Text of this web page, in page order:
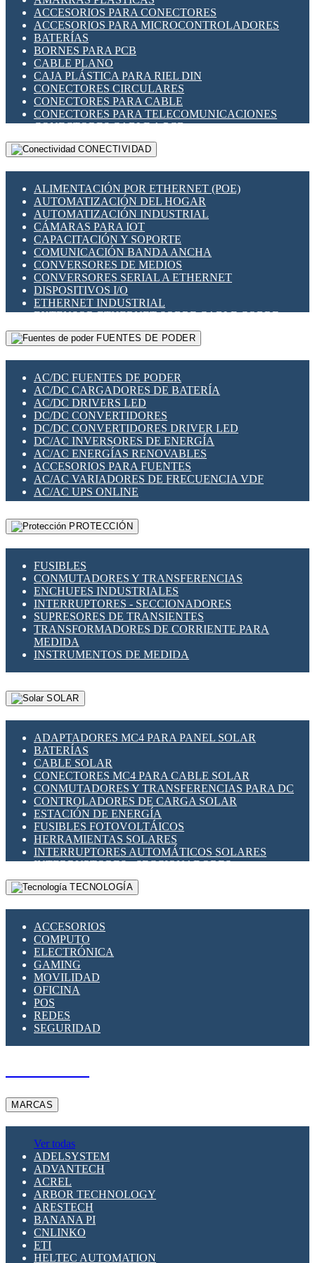
INDICADORES PARA PANEL
INTERFACES DE RELÉ
INTERRUPTORES FIN DE CARRERA
LLAVES CONMUTADORAS
MEDIDORES DE ENERGÍA Y TC'S DE CORRIENTE
MOTORES PASO A PASO
PANTALLAS HMI
PLC -CONTROLADORES LÓGICO PROGRAMABLES
PROGRAMADORES DE HORARIO
RELÉS DE PROTECCIÓN
SENSORES CAPACITIVOS
SENSORES INDUCTIVOS
TEMPORIZADORES
VARIACS
VARIADORES DE FRECUENCIA [VDF]
SECCIONADORES - INTERRUPTORES
MAQUINARIA
ACCESORIOS PARA CONECTORES
ACCESORIOS PARA MICROCONTROLADORES
BATERÍAS
BORNES PARA PCB
CABLE PLANO
CAJA PLÁSTICA PARA RIEL DIN
CONECTORES CIRCULARES
CONECTORES PARA CABLE
CONECTORES PARA TELECOMUNICACIONES
CONECTORES CABLE A PCB
CONECTORES PCB A CABLE
DIP SWITCHES
HERRAMIENTAS VARIAS
ILUMINACIÓN LED
INTERRUPTORES REED
INTERFACES DE RELÉ
OTROS RELÉS
PROTECCIÓN TÉRMICA
RELÉS AUTOMOTRICES
RELÉS DE SEÑAL
RELÉS DE ESTADO SÓLIDO SSR
RELÉS INDUSTRIALES
RELÉS MINIATURA DE POTENCIA
SENSORES MAGNÉTICOS
SWITCH Y MICROSWITCH
TARJETAS PI
UNIÓN Y DERIVACIÓN DE CABLE
CONECTIVIDAD
ALIMENTACIÓN POR ETHERNET (POE)
AUTOMATIZACIÓN DEL HOGAR
AUTOMATIZACIÓN INDUSTRIAL
CÁMARAS PARA IOT
CAPACITACIÓN Y SOPORTE
COMUNICACIÓN BANDA ANCHA
CONVERSORES DE MEDIOS
CONVERSORES SERIAL A ETHERNET
DISPOSITIVOS I/O
ETHERNET INDUSTRIAL
EXTENSOR ETHERNET SOBRE CABLE COBRE
GATEWAY LORAWAN
GESTIÓN DE REDES
PLACAS MODULARES IOT
SWITCHES Y REDES WIFI
SOLUCIONES IOT
SOLUCIONES LORAWAN
SOLUCIONES RED CELULAR
SEGURIDAD PARA REDES
SWITCHES LAN
TELEFONÍA IP (VOIP)
VIGILANCIA IP (CCTV)
MESHTASTIC
FUENTES DE PODER
AC/DC FUENTES DE PODER
AC/DC CARGADORES DE BATERÍA
AC/DC DRIVERS LED
DC/DC CONVERTIDORES
DC/DC CONVERTIDORES DRIVER LED
DC/AC INVERSORES DE ENERGÍA
AC/AC ENERGÍAS RENOVABLES
ACCESORIOS PARA FUENTES
AC/AC VARIADORES DE FRECUENCIA VDF
AC/AC UPS ONLINE
PROTECCIÓN
FUSIBLES
CONMUTADORES Y TRANSFERENCIAS
ENCHUFES INDUSTRIALES
INTERRUPTORES - SECCIONADORES
SUPRESORES DE TRANSIENTES
TRANSFORMADORES DE CORRIENTE PARA
MEDIDA
INSTRUMENTOS DE MEDIDA
SOLAR
ADAPTADORES MC4 PARA PANEL SOLAR
BATERÍAS
CABLE SOLAR
CONECTORES MC4 PARA CABLE SOLAR
CONMUTADORES Y TRANSFERENCIAS PARA DC
CONTROLADORES DE CARGA SOLAR
ESTACIÓN DE ENERGÍA
FUSIBLES FOTOVOLTÁICOS
HERRAMIENTAS SOLARES
INTERRUPTORES AUTOMÁTICOS SOLARES
INTERRUPTORES - SECCIONADORES
FOTOVOLTÁICOS
MONTAJE PANEL SOLAR
SUPRESOR DE TRANSIENTES SPDS PARA
APLICACIONES FOTOVOLTAICAS
TECNOLOGÍA
ACCESORIOS
COMPUTO
ELECTRÓNICA
GAMING
MOVILIDAD
OFICINA
POS
REDES
SEGURIDAD
MARCAS
Ver todas
ADELSYSTEM
ADVANTECH
ACREL
ARBOR TECHNOLOGY
ARESTECH
BANANA PI
CNLINKO
ETI
HELTEC AUTOMATION